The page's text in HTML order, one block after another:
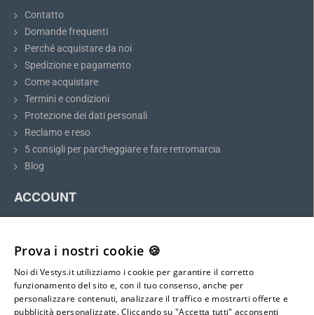
Utilizzo
Tipo di antenna
Frequenza di lavoro
Guadagno
Irradiazione
Polarizzazione
Impedenza 50 Ω
Connettore SMA, maschio (pin), nichelato
Contatto
Domande frequenti
Perché acquistare da noi
Spedizione e pagamento
Come acquistare
Termini e condizioni
Protezione dei dati personali
Reclamo e reso
5 consigli per parcheggiare e fare retromarcia
Blog
ACCOUNT
Accesso
Mappa del sito
Prova i nostri cookie 🍪
Noi di Vestys.it utilizziamo i cookie per garantire il corretto
funzionamento del sito e, con il tuo consenso, anche per
personalizzare contenuti, analizzare il traffico e mostrarti offerte e
pubblicità personalizzate. Cliccando su "Accetta tutti" acconsenti